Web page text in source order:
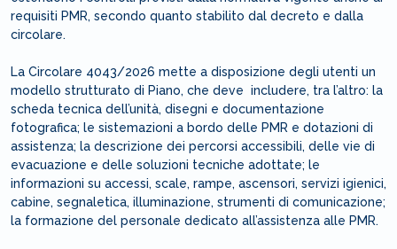
requisiti PMR, secondo quanto stabilito dal decreto e dalla
circolare.
La Circolare 4043/2026 mette a disposizione degli utenti un
modello strutturato di Piano, che deve includere, tra l’altro: la
scheda tecnica dell’unità, disegni e documentazione
fotografica; le sistemazioni a bordo delle PMR e dotazioni di
assistenza; la descrizione dei percorsi accessibili, delle vie di
evacuazione e delle soluzioni tecniche adottate; le
informazioni su accessi, scale, rampe, ascensori, servizi igienici,
cabine, segnaletica, illuminazione, strumenti di comunicazione;
la formazione del personale dedicato all’assistenza alle PMR.